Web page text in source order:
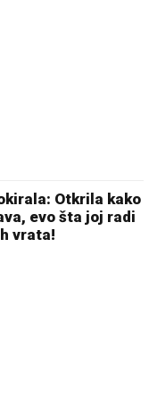
NE MOŽE DA
evo šta joj od
ljudi